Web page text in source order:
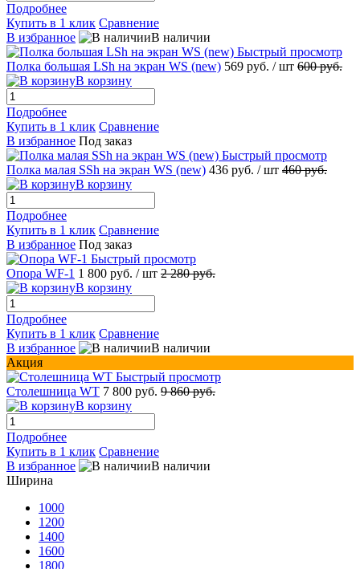
Подробнее
Купить в 1 клик Сравнение
В избранное
В наличии
Быстрый просмотр
Полка большая LSh на экран WS (new) 569 руб. / шт 600 руб.
В корзину
Подробнее
Купить в 1 клик Сравнение
В избранное Под заказ
Быстрый просмотр
Полка малая SSh на экран WS (new) 436 руб. / шт 460 руб.
В корзину
Подробнее
Купить в 1 клик Сравнение
В избранное Под заказ
Быстрый просмотр
Опора WF-1 1 800 руб. / шт 2 280 руб.
В корзину
Подробнее
Купить в 1 клик Сравнение
В избранное
В наличии
Акция
Быстрый просмотр
Столешница WT 7 800 руб. 9 860 руб.
В корзину
Подробнее
Купить в 1 клик Сравнение
В избранное
В наличии
Ширина
1000
1200
1400
1600
1800